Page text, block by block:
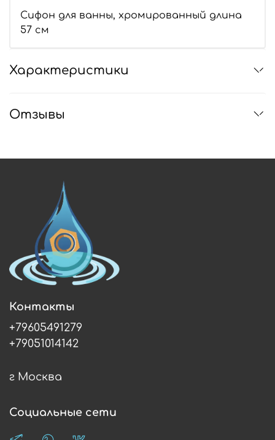
Сифон для ванны, хромированный длина
57 см
Характеристики
Отзывы
Контакты
+79605491279
+79051014142
г Москва
Социальные сети